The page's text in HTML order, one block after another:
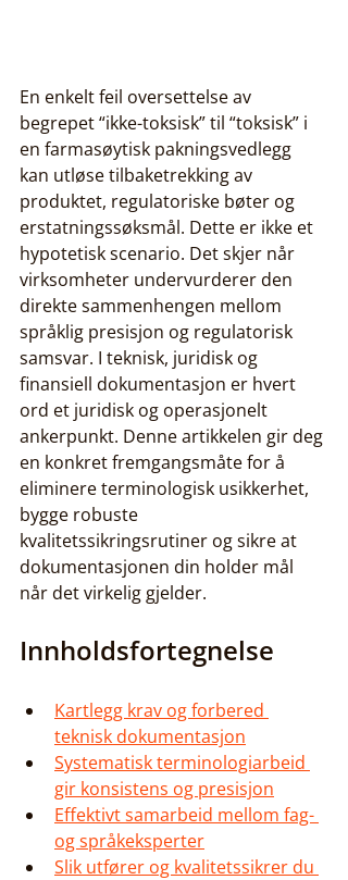
En enkelt feil oversettelse av
begrepet “ikke-toksisk” til “toksisk” i
en farmasøytisk pakningsvedlegg
kan utløse tilbaketrekking av
produktet, regulatoriske bøter og
erstatningssøksmål. Dette er ikke et
hypotetisk scenario. Det skjer når
virksomheter undervurderer den
direkte sammenhengen mellom
språklig presisjon og regulatorisk
samsvar. I teknisk, juridisk og
finansiell dokumentasjon er hvert
ord et juridisk og operasjonelt
ankerpunkt. Denne artikkelen gir deg
en konkret fremgangsmåte for å
eliminere terminologisk usikkerhet,
bygge robuste
kvalitetssikringsrutiner og sikre at
dokumentasjonen din holder mål
når det virkelig gjelder.
Innholdsfortegnelse
Kartlegg krav og forbered
teknisk dokumentasjon
Systematisk terminologiarbeid
gir konsistens og presisjon
Effektivt samarbeid mellom fag-
og språkeksperter
Slik utfører og kvalitetssikrer du